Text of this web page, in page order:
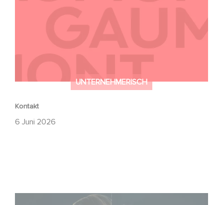
UNTERNEHMERISCH
Kontakt
6 Juni 2026
Unfamiliar ist auf Platz 1 der Netflix Top 10 der nicht-